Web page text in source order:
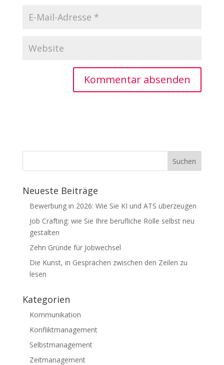
Neueste Beiträge
Bewerbung in 2026: Wie Sie KI und ATS überzeugen
Job Crafting: wie Sie Ihre berufliche Rolle selbst neu
gestalten
Zehn Gründe für Jobwechsel
Die Kunst, in Gesprächen zwischen den Zeilen zu
lesen
Kategorien
Kommunikation
Konfliktmanagement
Selbstmanagement
Zeitmanagement